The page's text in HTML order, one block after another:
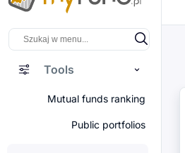
Tools
Mutual funds ranking
Public portfolios